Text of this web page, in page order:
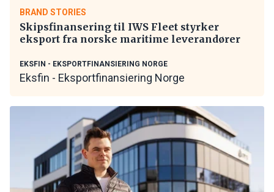
BRAND STORIES
Skipsfinansering til IWS Fleet styrker
eksport fra norske maritime leverandører
EKSFIN - EKSPORTFINANSIERING NORGE
Eksfin - Eksportfinansiering Norge